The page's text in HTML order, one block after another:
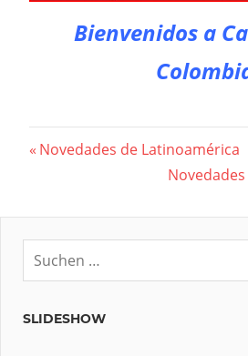
Bienvenidos a
Vorheriger
Novedades de Latinoamérica
Nächster
SLIDESHOW